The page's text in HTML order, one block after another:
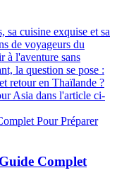
sa cuisine exquise et sa
de voyageurs du
à l'aventure sans
la question se pose :
retour en Thaïlande ?
Asia dans l'article ci-
Complet